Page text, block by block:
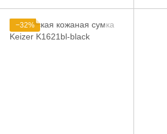
−32%